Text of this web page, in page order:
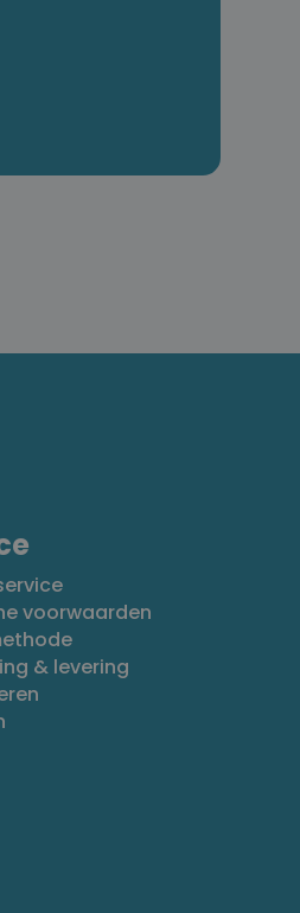
voorwaarden
& levering